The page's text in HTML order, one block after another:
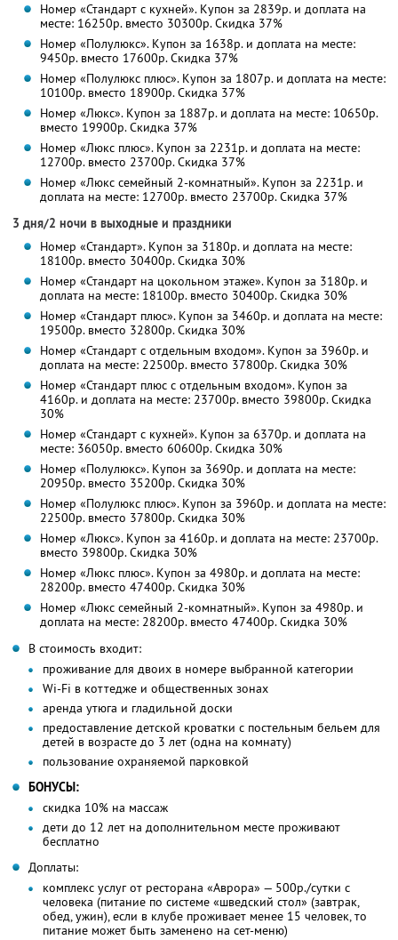
Номер «Стандарт с кухней». Купон за 2839р. и доплата на
месте: 16250р. вместо 30300р. Скидка 37%
Номер «Полулюкс». Купон за 1638р. и доплата на месте:
9450р. вместо 17600р. Скидка 37%
Номер «Полулюкс плюс». Купон за 1807р. и доплата на месте:
10100р. вместо 18900р. Скидка 37%
Номер «Люкс». Купон за 1887р. и доплата на месте: 10650р.
вместо 19900р. Скидка 37%
Номер «Люкс плюс». Купон за 2231р. и доплата на месте:
12700р. вместо 23700р. Скидка 37%
Номер «Люкс семейный 2-комнатный». Купон за 2231р. и
доплата на месте: 12700р. вместо 23700р. Скидка 37%
3 дня/2 ночи в выходные и праздники
Номер «Стандарт». Купон за 3180р. и доплата на месте:
18100р. вместо 30400р. Скидка 30%
Номер «Стандарт на цокольном этаже». Купон за 3180р. и
доплата на месте: 18100р. вместо 30400р. Скидка 30%
Номер «Стандарт плюс». Купон за 3460р. и доплата на месте:
19500р. вместо 32800р. Скидка 30%
Номер «Стандарт с отдельным входом». Купон за 3960р. и
доплата на месте: 22500р. вместо 37800р. Скидка 30%
Номер «Стандарт плюс с отдельным входом». Купон за
4160р. и доплата на месте: 23700р. вместо 39800р. Скидка
30%
Номер «Стандарт с кухней». Купон за 6370р. и доплата на
месте: 36050р. вместо 60600р. Скидка 30%
Номер «Полулюкс». Купон за 3690р. и доплата на месте:
20950р. вместо 35200р. Скидка 30%
Номер «Полулюкс плюс». Купон за 3960р. и доплата на месте:
22500р. вместо 37800р. Скидка 30%
Номер «Люкс». Купон за 4160р. и доплата на месте: 23700р.
вместо 39800р. Скидка 30%
Номер «Люкс плюс». Купон за 4980р. и доплата на месте:
28200р. вместо 47400р. Скидка 30%
Номер «Люкс семейный 2-комнатный». Купон за 4980р. и
доплата на месте: 28200р. вместо 47400р. Скидка 30%
В стоимость входит:
проживание для двоих в номере выбранной категории
Wi-Fi в коттедже и общественных зонах
аренда утюга и гладильной доски
предоставление детской кроватки с постельным бельем для
детей в возрасте до 3 лет (одна на комнату)
пользование охраняемой парковкой
БОНУСЫ:
скидка 10% на массаж
дети до 12 лет на дополнительном месте проживают
бесплатно
Доплаты:
комплекс услуг от ресторана «Аврора» — 500р./сутки с
человека (питание по системе «шведский стол» (завтрак,
обед, ужин), если в клубе проживает менее 15 человек, то
питание может быть заменено на сет-меню)